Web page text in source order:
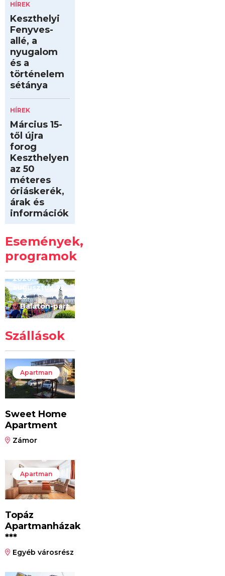
HÍREK
Keszthelyi
Fenyves-
allé, a
nyugalom
és a
történelem
sétánya
HÍREK
Március 15-
től újra
forog
Keszthelyen
az 50
méteres
óriáskerék,
árak és
információk
Események,
programok
Kilóméterek
2026
2026.
augusztus 22
– 23.
Balaton-part
Szállások
Apartman
Sweet Home
Apartment
Zámor
Apartman
Topáz
Apartmanházak
***
Egyéb városrész